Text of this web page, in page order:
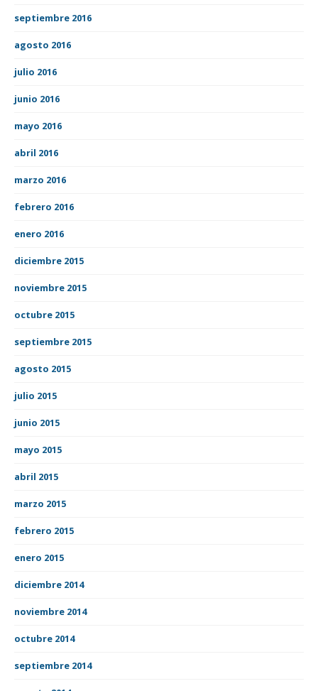
septiembre 2016
agosto 2016
julio 2016
junio 2016
mayo 2016
abril 2016
marzo 2016
febrero 2016
enero 2016
diciembre 2015
noviembre 2015
octubre 2015
septiembre 2015
agosto 2015
julio 2015
junio 2015
mayo 2015
abril 2015
marzo 2015
febrero 2015
enero 2015
diciembre 2014
noviembre 2014
octubre 2014
septiembre 2014